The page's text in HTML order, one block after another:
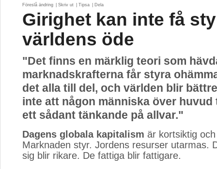
Föreslå ändring Skriv ut Tipsa Dela
Girighet kan inte få
världens öde
"Det finns en märklig teori som
marknadskrafterna får styra
det alla till del, och världen blir
inte att någon människa över huvud
ett sådant tänkande på allvar."
Dagens globala kapitalism är kortsiktig
Marknaden styr. Jordens resurser utarmas.
sig blir rikare. De fattiga blir fattigare.